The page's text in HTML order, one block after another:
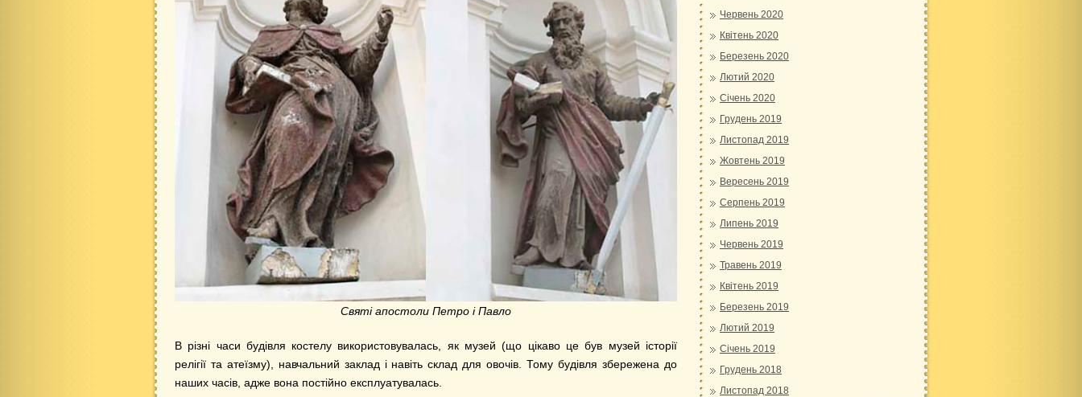
Святі апостоли Петро і Павло
В різні часи будівля костелу використовувалась, як музей (що цікаво це був музей історії
релігії та атеїзму), навчальний заклад і навіть склад для овочів. Тому будівля збережена до
наших часів, адже вона постійно експлуатувалась.
Червень 2020
Квітень 2020
Березень 2020
Лютий 2020
Січень 2020
Грудень 2019
Листопад 2019
Жовтень 2019
Вересень 2019
Серпень 2019
Липень 2019
Червень 2019
Травень 2019
Квітень 2019
Березень 2019
Лютий 2019
Січень 2019
Грудень 2018
Листопад 2018